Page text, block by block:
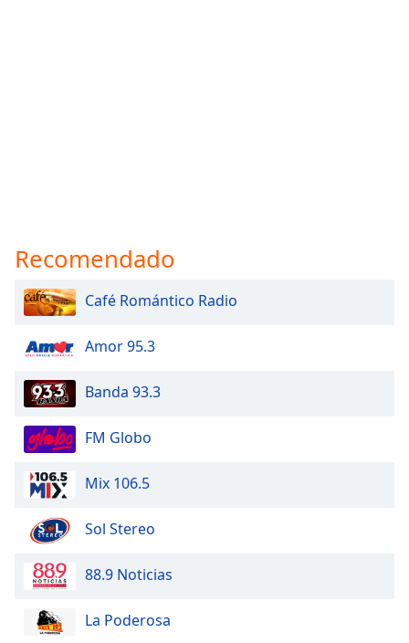
Recomendado
Café Romántico Radio
Amor 95.3
Banda 93.3
FM Globo
Mix 106.5
Sol Stereo
88.9 Noticias
La Poderosa